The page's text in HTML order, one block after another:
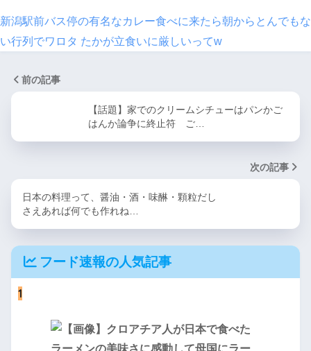
新潟駅前バス停の有名なカレー食べに来たら朝からとんでもな
い行列でワロタ たかが立食いに厳しいってw
前の記事
【話題】家でのクリームシチューはパンかご
はんか論争に終止符 ご…
次の記事
日本の料理って、醤油・酒・味醂・顆粒だし
さえあれば何でも作れね…
フード速報の人気記事
1